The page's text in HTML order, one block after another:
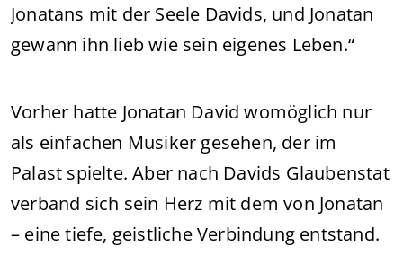
Jonatans mit der Seele Davids, und Jonatan
gewann ihn lieb wie sein eigenes Leben.“
Vorher hatte Jonatan David womöglich nur
als einfachen Musiker gesehen, der im
Palast spielte. Aber nach Davids Glaubenstat
verband sich sein Herz mit dem von Jonatan
– eine tiefe, geistliche Verbindung entstand.